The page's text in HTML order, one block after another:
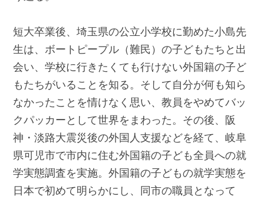
短大卒業後、埼玉県の公立小学校に勤めた小島先
生は、ボートピープル（難民）の子どもたちと出
会い、学校に行きたくても行けない外国籍の子ど
もたちがいることを知る。そして自分が何も知ら
なかったことを情けなく思い、教員をやめてバッ
クパッカーとして世界をまわった。その後、阪
神・淡路大震災後の外国人支援などを経て、岐阜
県可児市で市内に住む外国籍の子ども全員への就
学実態調査を実施。外国籍の子どもの就学実態を
日本で初めて明らかにし、同市の職員となって